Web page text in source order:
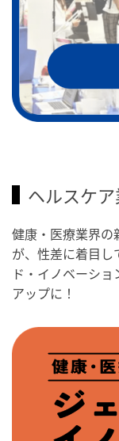
ヘルスケ
健康・医療業界の
が、性差に着目
ド・イノベーシ
アップに！